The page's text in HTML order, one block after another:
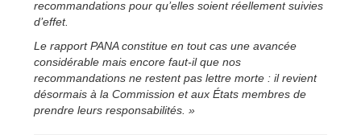
recommandations pour qu’elles soient réellement suivies
d’effet.
Le rapport PANA constitue en tout cas une avancée
considérable mais encore faut-il que nos
recommandations ne restent pas lettre morte : il revient
désormais à la Commission et aux États membres de
prendre leurs responsabilités. »